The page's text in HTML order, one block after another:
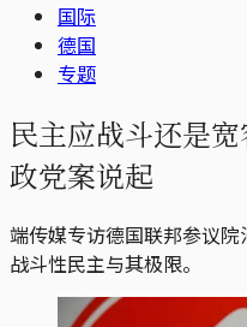
国际
德国
专题
民主应战斗还是
政党案说起
端传媒专访德国联邦参议
战斗性民主与其极限。